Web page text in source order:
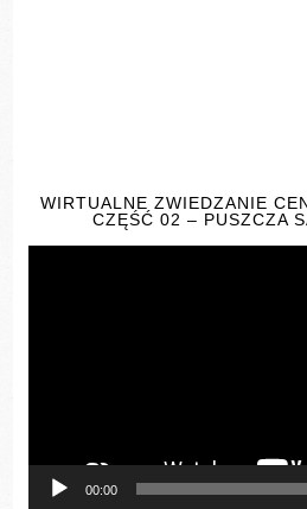
WIRTUALNE ZWIEDZANIE
CZĘŚĆ 02 – PUSZCZA
00:00